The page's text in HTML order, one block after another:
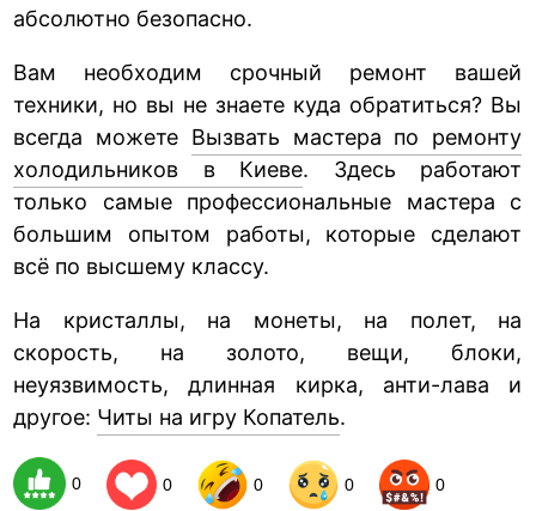
абсолютно безопасно.
Вам необходим срочный ремонт вашей
техники, но вы не знаете куда обратиться? Вы
всегда можете Вызвать мастера по ремонту
холодильников в Киеве. Здесь работают
только самые профессиональные мастера с
большим опытом работы, которые сделают
всё по высшему классу.
На кристаллы, на монеты, на полет, на
скорость, на золото, вещи, блоки,
неуязвимость, длинная кирка, анти-лава и
другое: Читы на игру Копатель.
0 0 0 0 0